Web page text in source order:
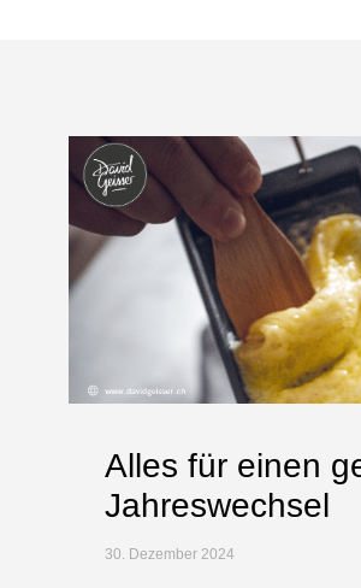
Alles für einen
Jahreswechsel
30. Dezember 2024